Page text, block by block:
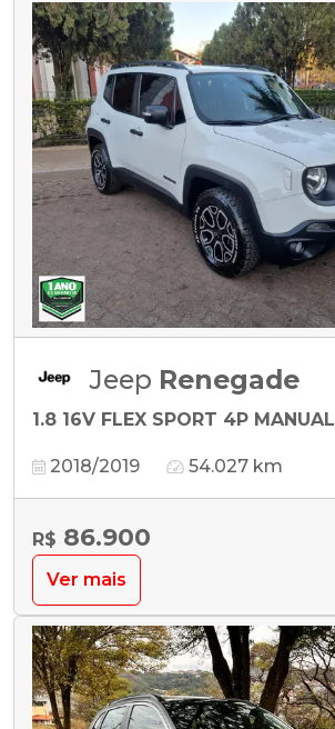
Jeep Renegade
1.8 16V FLEX SPORT 4P MANUAL
2018/2019 54.027 km
R$ 86.900
Ver mais